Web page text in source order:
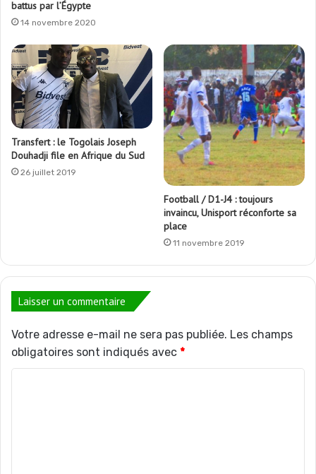
battus par l’Égypte
14 novembre 2020
Transfert : le Togolais Joseph
Douhadji file en Afrique du Sud
26 juillet 2019
Football / D1-J4 : toujours
invaincu, Unisport réconforte sa
place
11 novembre 2019
Laisser un commentaire
Votre adresse e-mail ne sera pas publiée. Les champs
obligatoires sont indiqués avec *